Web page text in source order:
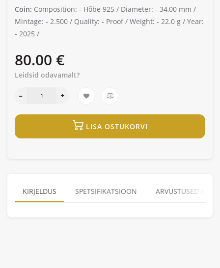
Coin: Composition: - Hõbe 925 / Diameter: - 34,00 mm /
Mintage: - 2.500 / Quality: - Proof / Weight: - 22.0 g / Year:
- 2025 /
80.00 €
Leidsid odavamalt?
LISA OSTUKORVI
KIRJELDUS SPETSIFIKATSIOON ARVUSTUSED (0)